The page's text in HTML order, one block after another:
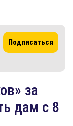
Подписаться
за
дам с 8